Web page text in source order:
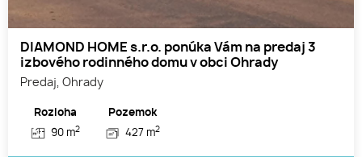
DIAMOND HOME s.r.o. ponúka Vám na predaj 3
izbového rodinného domu v obci Ohrady
Predaj, Ohrady
Rozloha
90 m2
Pozemok
427 m2